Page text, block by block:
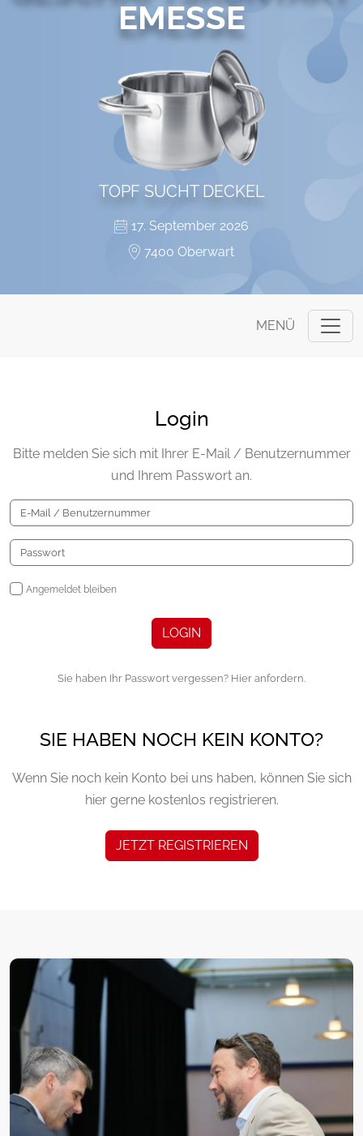
EMESSE
TOPF SUCHT DECKEL
17. September 2026
7400 Oberwart
MENÜ
Login
Bitte melden Sie sich mit Ihrer E-Mail / Benutzernummer
und Ihrem Passwort an.
Angemeldet bleiben
LOGIN
Sie haben Ihr Passwort vergessen? Hier anfordern.
SIE HABEN NOCH KEIN KONTO?
Wenn Sie noch kein Konto bei uns haben, können Sie sich
hier gerne kostenlos registrieren.
JETZT REGISTRIEREN